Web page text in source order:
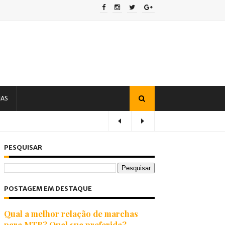
PESQUISAR
POSTAGEM EM DESTAQUE
Qual a melhor relação de marchas